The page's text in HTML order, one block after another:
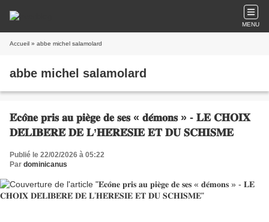
MENU
Accueil » abbe michel salamolard
abbe michel salamolard
𝐄́𝐜𝐨̂𝐧𝐞 𝐩𝐫𝐢𝐬 𝐚𝐮 𝐩𝐢𝐞̀𝐠𝐞 𝐝𝐞 𝐬𝐞𝐬 « 𝐝𝐞́𝐦𝐨𝐧𝐬 » - 𝐋𝐄 𝐂𝐇𝐎𝐈𝐗
𝐃𝐄́𝐋𝐈𝐁𝐄́𝐑𝐄́ 𝐃𝐄 𝐋’𝐇𝐄́𝐑𝐄́𝐒𝐈𝐄 𝐄𝐓 𝐃𝐔 𝐒𝐂𝐇𝐈𝐒𝐌𝐄
Publié le 22/02/2026 à 05:22
Par dominicanus